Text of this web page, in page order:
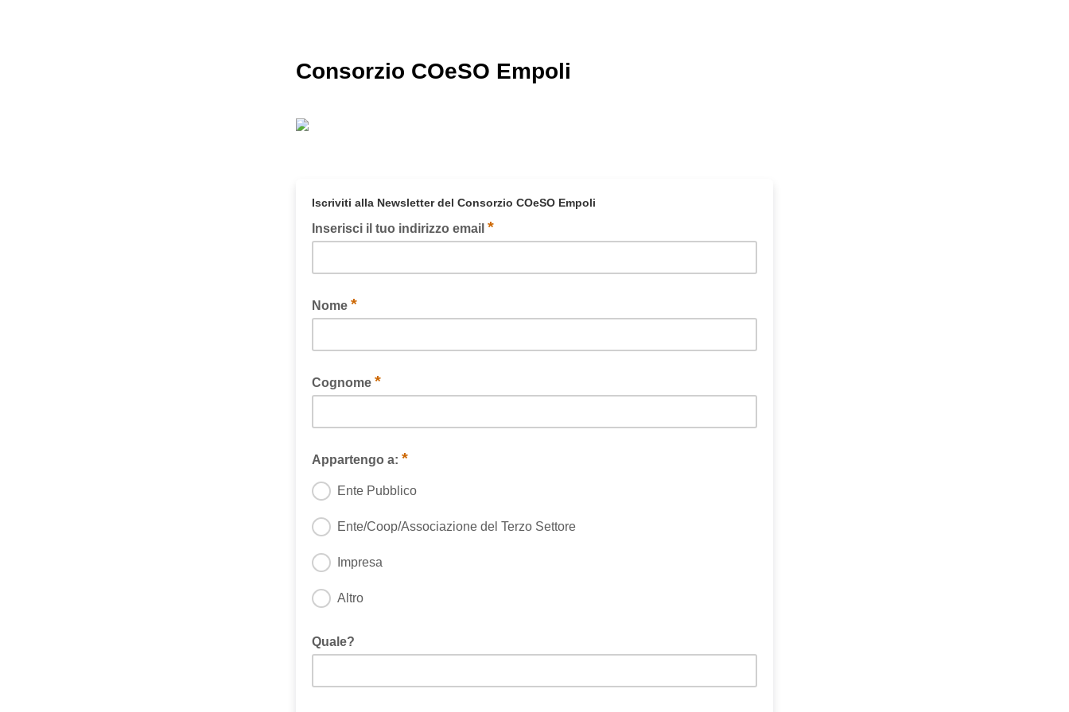
Consorzio COeSO Empoli
Iscriviti alla Newsletter del Consorzio COeSO Empoli
Inserisci il tuo indirizzo email *
Nome *
Cognome *
Appartengo a: *
Ente Pubblico
Ente/Coop/Associazione del Terzo Settore
Impresa
Altro
Quale?